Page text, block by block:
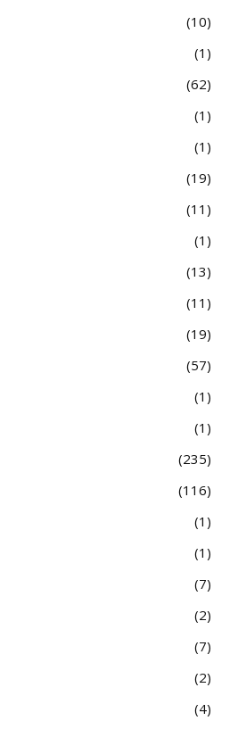
10
1
62
1
1
19
11
1
13
11
19
57
1
1
235
116
1
1
7
2
7
2
4